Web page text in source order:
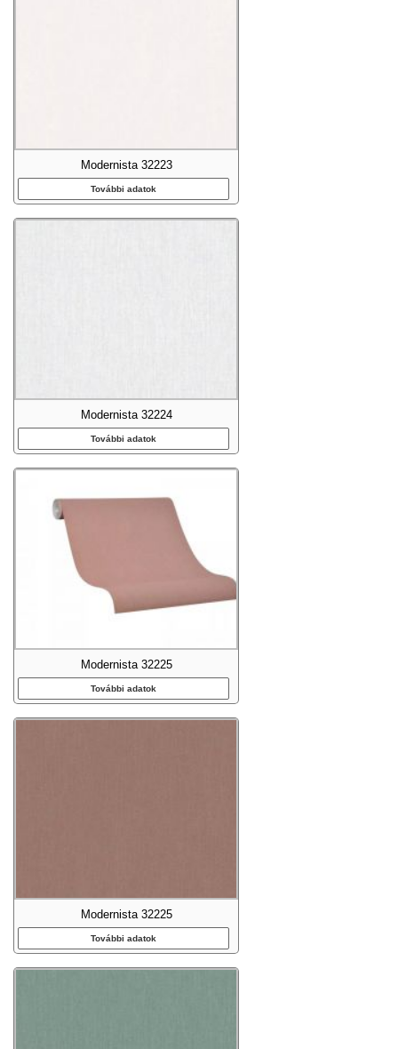
Modernista 32223
További adatok
Modernista 32224
További adatok
Modernista 32225
További adatok
Modernista 32225
További adatok